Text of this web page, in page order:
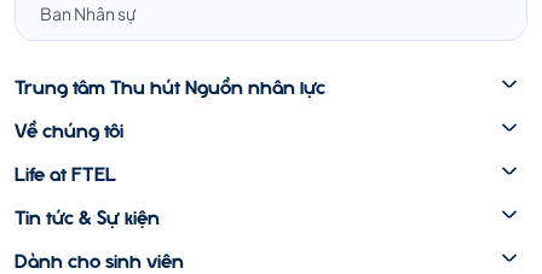
Ban Nhân sự
Trung tâm Thu hút Nguồn nhân lực
Về chúng tôi
Life at FTEL
Tin tức & Sự kiện
Dành cho sinh viên